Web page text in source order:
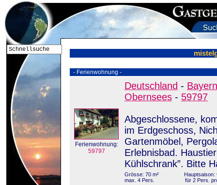
- Ferienwohnung -
Ferienwohnung:
59797
Deutschland - Bayern
Obernsees - 59797
Abgeschlossene,
im Erdgeschoss,
Gartenmöbel,
Erlebnisbad.
Kühlschrank”. Bitte
Grösse: 70 m²
max. 4 Pers.
Hauptsaison:
für 2 Pers.